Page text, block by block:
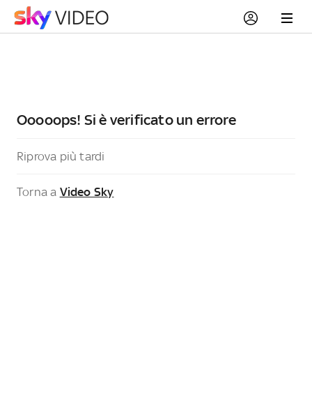
Ooooops! Si è verificato un errore
Riprova più tardi
Torna a Video Sky